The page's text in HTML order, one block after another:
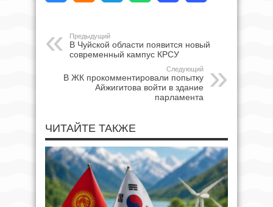
Предыдущий
В Чуйской области появится новый
современный кампус КРСУ
Следующий
В ЖК прокомментировали попытку
Айжигитова войти в здание
парламента
ЧИТАЙТЕ ТАКЖЕ